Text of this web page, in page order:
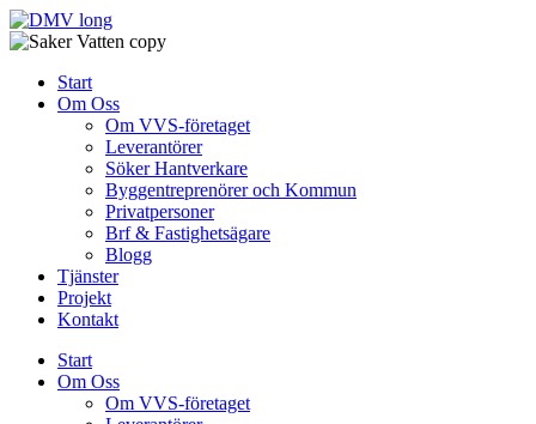
Skip
to
Start
Om Oss
Om VVS-företaget
Leverantörer
Söker Hantverkare
Byggentreprenörer och Kommun
Privatpersoner
Brf & Fastighetsägare
Blogg
Tjänster
Projekt
Kontakt
Start
Om Oss
Om VVS-företaget